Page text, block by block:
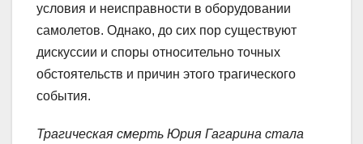
условия и неисправности в оборудовании
самолетов. Однако, до сих пор существуют
дискуссии и споры относительно точных
обстоятельств и причин этого трагического
события.
Трагическая смерть Юрия Гагарина стала